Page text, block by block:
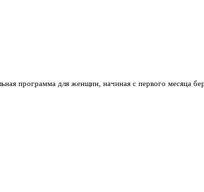
программа для женщин, начиная с первого месяца